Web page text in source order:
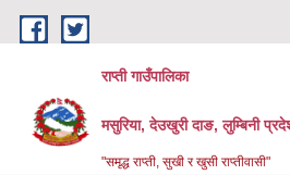
Skip to main content
राप्ती गाउँपालिका
मसुरिया, देउखुरी दाङ, लुम्बिनी
"समृद्ध राप्ती, सुखी र खुसी राप्तीवासी"